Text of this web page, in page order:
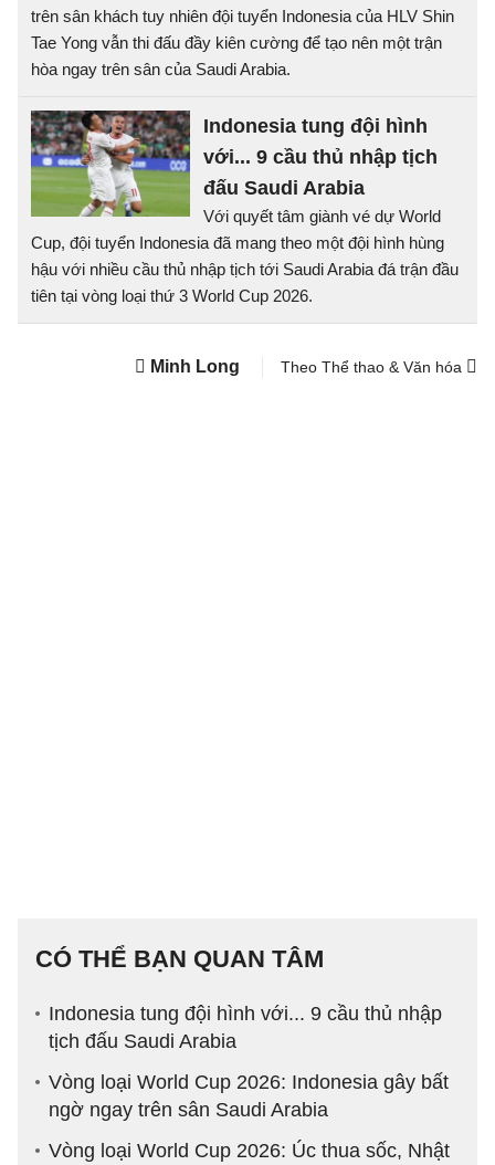
trên sân khách tuy nhiên đội tuyển Indonesia của HLV Shin
Tae Yong vẫn thi đấu đầy kiên cường để tạo nên một trận
hòa ngay trên sân của Saudi Arabia.
Indonesia tung đội hình
với... 9 cầu thủ nhập tịch
đấu Saudi Arabia
Với quyết tâm giành vé dự World
Cup, đội tuyển Indonesia đã mang theo một đội hình hùng
hậu với nhiều cầu thủ nhập tịch tới Saudi Arabia đá trận đầu
tiên tại vòng loại thứ 3 World Cup 2026.
Minh Long Theo Thể thao & Văn hóa
CÓ THỂ BẠN QUAN TÂM
Indonesia tung đội hình với... 9 cầu thủ nhập
tịch đấu Saudi Arabia
Vòng loại World Cup 2026: Indonesia gây bất
ngờ ngay trên sân Saudi Arabia
Vòng loại World Cup 2026: Úc thua sốc, Nhật